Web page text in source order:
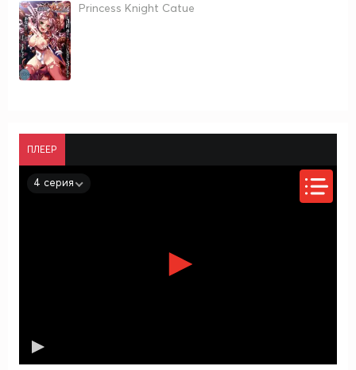
Princess Knight Catue
ПЛЕЕР
4 серия